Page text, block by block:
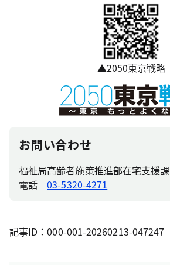
▲2050東京戦略
お問い合わせ
福祉局高齢者施策推進部在宅支援課
電話03-5320-4271
記事ID：000-001-20260213-047247